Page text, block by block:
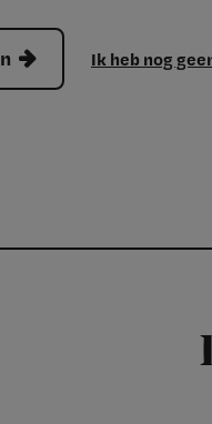
Ik heb nog